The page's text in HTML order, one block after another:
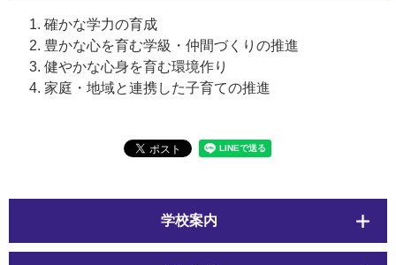
確かな学力の育成
豊かな心を育む学級・仲間づくりの推進
健やかな心身を育む環境作り
家庭・地域と連携した子育ての推進
学校案内